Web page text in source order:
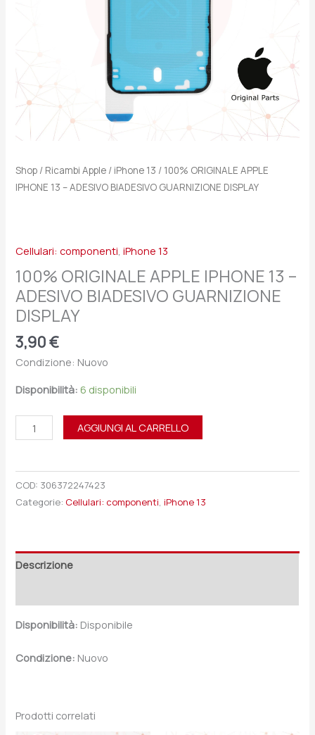
Shop / Ricambi Apple / iPhone 13 / 100% ORIGINALE APPLE
IPHONE 13 – ADESIVO BIADESIVO GUARNIZIONE DISPLAY
Cellulari: componenti,iPhone 13
100% ORIGINALE APPLE IPHONE 13 –
ADESIVO BIADESIVO GUARNIZIONE
DISPLAY
3,90€
Condizione: Nuovo
Disponibilità: 6 disponibili
AGGIUNGI AL CARRELLO
COD: 306372247423
Categorie: Cellulari: componenti,iPhone 13
Descrizione
Disponibilità: Disponibile
Condizione: Nuovo
Prodotti correlati